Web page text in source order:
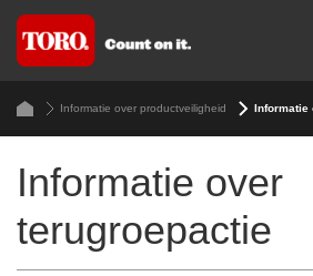
Informatie over productveiligheid Informatie
Informatie over
terugroepactie